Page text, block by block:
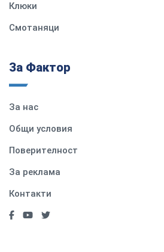
Клюки
Смотаняци
За Фактор
За нас
Общи условия
Поверителност
За реклама
Контакти